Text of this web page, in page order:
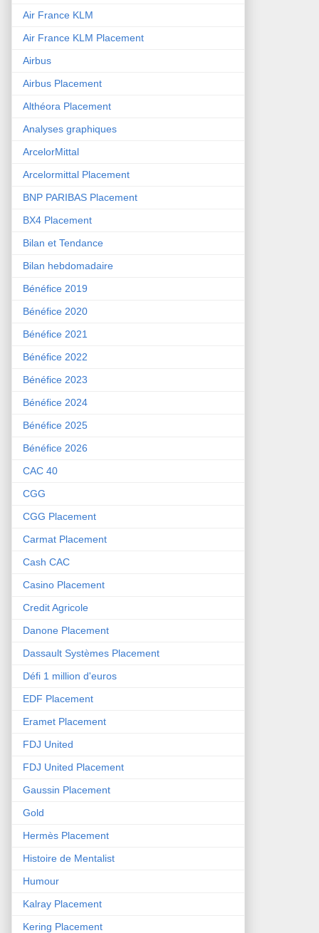
Air France KLM
Air France KLM Placement
Airbus
Airbus Placement
Althéora Placement
Analyses graphiques
ArcelorMittal
Arcelormittal Placement
BNP PARIBAS Placement
BX4 Placement
Bilan et Tendance
Bilan hebdomadaire
Bénéfice 2019
Bénéfice 2020
Bénéfice 2021
Bénéfice 2022
Bénéfice 2023
Bénéfice 2024
Bénéfice 2025
Bénéfice 2026
CAC 40
CGG
CGG Placement
Carmat Placement
Cash CAC
Casino Placement
Credit Agricole
Danone Placement
Dassault Systèmes Placement
Défi 1 million d'euros
EDF Placement
Eramet Placement
FDJ United
FDJ United Placement
Gaussin Placement
Gold
Hermès Placement
Histoire de Mentalist
Humour
Kalray Placement
Kering Placement